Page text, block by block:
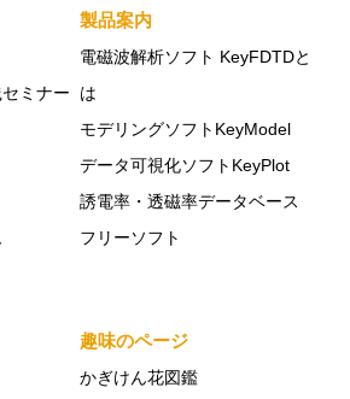
ミナー
製品案内
電磁波解析ソフト KeyFDTDと
は
モデリングソフトKeyModel
データ可視化ソフトKeyPlot
誘電率・透磁率データベース
フリーソフト
趣味のページ
かぎけん花図鑑